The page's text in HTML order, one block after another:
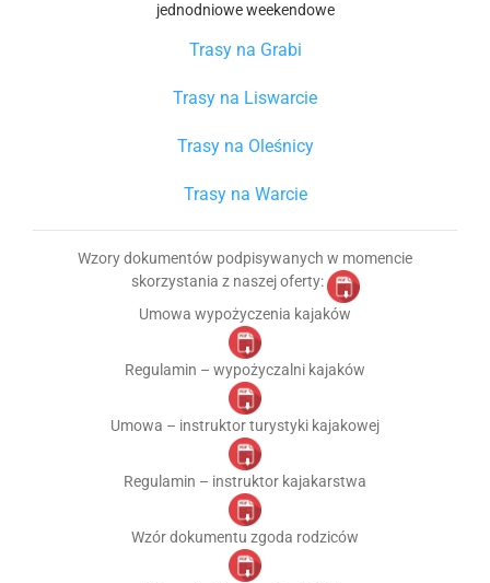
jednodniowe weekendowe
Trasy na Grabi
Trasy na Liswarcie
Trasy na Oleśnicy
Trasy na Warcie
Wzory dokumentów podpisywanych w momencie
skorzystania z naszej oferty:
Umowa wypożyczenia kajaków
Regulamin – wypożyczalni kajaków
Umowa – instruktor turystyki kajakowej
Regulamin – instruktor kajakarstwa
Wzór dokumentu zgoda rodziców